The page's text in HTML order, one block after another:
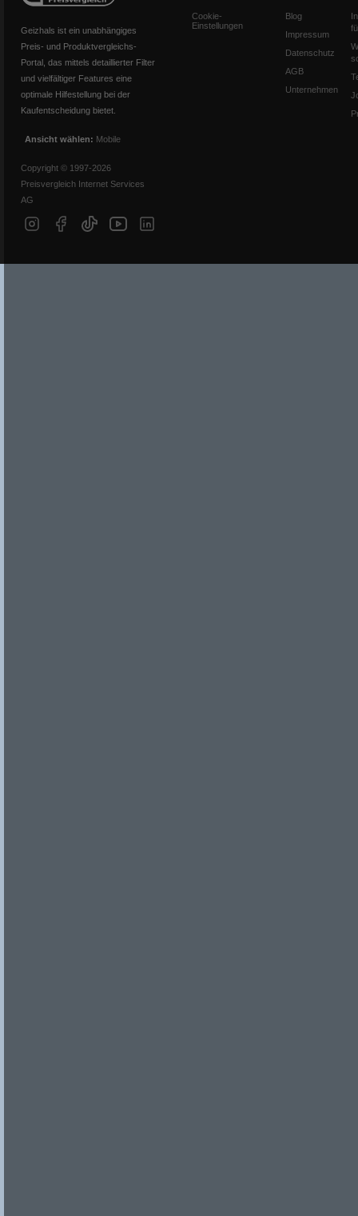
Geizhals ist ein unabhängiges
Preis- und Produktvergleichs-
Portal, das mittels detaillierter Filter
und vielfältiger Features eine
optimale Hilfestellung bei der
Kaufentscheidung bietet.
Ansicht wählen: Mobile
Copyright © 1997-2026
Preisvergleich Internet Services
AG
Cookie-
Einstellungen
Blog
Impressum
Datenschutz
AGB
Unternehmen